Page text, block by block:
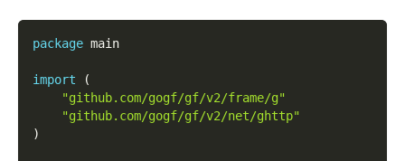
package main
import
(
"github.com/gogf/gf/v2/frame/g"
"github.com/gogf/gf/v2/net/ghttp"
)